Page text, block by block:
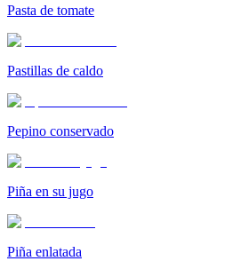
Pasta de tomate
Pastillas de caldo
Pepino conservado
Piña en su jugo
Piña enlatada